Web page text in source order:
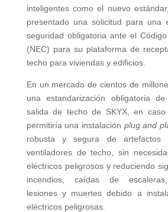
inteligentes como el nuevo
presentado una solicitud para una
seguridad obligatoria ante el
(NEC) para su plataforma de
techo para viviendas y edificios.
En un mercado de cientos de
una estandarización obligatoria
salida de techo de SKYX, en caso
permitiría una instalación plug and
robusta y segura de artefactos
ventiladores de techo, sin
eléctricos peligrosos y reduciendo
incendios, caídas de escaleras,
lesiones y muertes debido a
eléctricos peligrosas.